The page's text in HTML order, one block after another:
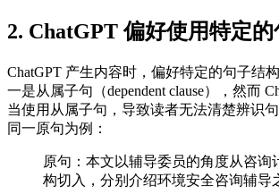
2. ChatGPT 偏好使用特定
ChatGPT 产生内容时，偏好特定的句子结
一是从属子句（dependent clause），然而
当使用从属子句，导致读者无法清楚辨识
同一原句为例：
原句：本文以辅导委员的角度从咨询
构切入，分别介绍环境安全咨询辅导